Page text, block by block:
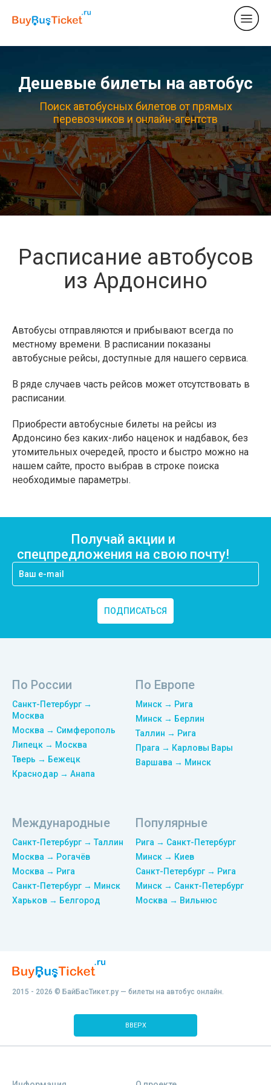
Дешевые билеты на автобус
Поиск автобусных билетов от прямых
перевозчиков и онлайн-агентств
Расписание автобусов
из Ардонсино
Автобусы отправляются и прибывают всегда по
местному времени. В расписании показаны
автобусные рейсы, доступные для нашего сервиса.
В ряде случаев часть рейсов может отсутствовать в
расписании.
Приобрести автобусные билеты на рейсы из
Ардонсино без каких-либо наценок и надбавок, без
утомительных очередей, просто и быстро можно на
нашем сайте, просто выбрав в строке поиска
необходимые параметры.
Получай акции и
спецпредложения на свою почту!
ПОДПИСАТЬСЯ
По России
Санкт-Петербург →
Москва
Москва → Симферополь
Липецк → Москва
Тверь → Бежецк
Краснодар → Анапа
По Европе
Минск → Рига
Минск → Берлин
Таллин → Рига
Прага → Карловы Вары
Варшава → Минск
Международные
Санкт-Петербург → Таллин
Москва → Рогачёв
Москва → Рига
Санкт-Петербург → Минск
Харьков → Белгород
Популярные
Рига → Санкт-Петербург
Минск → Киев
Санкт-Петербург → Рига
Минск → Санкт-Петербург
Москва → Вильнюс
2015 - 2026 © БайБасТикет.ру — билеты на автобус онлайн.
ВВЕРХ